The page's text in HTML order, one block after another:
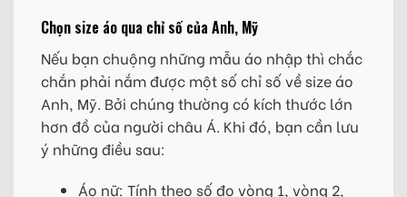
Chọn size áo qua chỉ số của Anh, Mỹ
Nếu bạn chuộng những mẫu áo nhập thì chắc
chắn phải nắm được một số chỉ số về size áo
Anh, Mỹ. Bởi chúng thường có kích thước lớn
hơn đồ của người châu Á. Khi đó, bạn cần lưu
ý những điều sau:
Áo nữ: Tính theo số đo vòng 1, vòng 2,